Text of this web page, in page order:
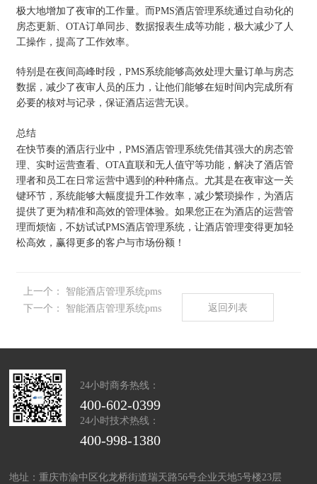
极大地增加了夜审的工作量。而PMS酒店管理系统通过自动化的
房态更新、OTA订单同步、数据报表生成等功能，极大减少了人
工操作，提高了工作效率。
特别是在夜间高峰时段，PMS系统能够高效处理大量订单与房态
数据，减少了夜审人员的压力，让他们能够在短时间内完成所有
必要的核对与记录，保证酒店运营无误。
总结
在快节奏的酒店行业中，PMS酒店管理系统凭借其强大的房态管
理、实时运营查看、OTA直联和无人值守等功能，解决了酒店管
理者和员工在日常运营中遇到的种种痛点。尤其是在夜审这一关
键环节，系统能够大幅度提升工作效率，减少繁琐操作，为酒店
提供了更为精准和高效的管理体验。如果您正在为酒店的运营管
理而烦恼，不妨试试PMS酒店管理系统，让酒店管理变得更加轻
松高效，赢得更多的客户与市场份额！
上一个：
智能酒店管理系统pms
下一个：
智能酒店管理系统pms 返回列表
24小时商务热线：
400-602-0399
24小时技术热线：
400-998-1380
地址：重庆市渝中区化龙桥街道瑞天路56号企业天地5号楼23层